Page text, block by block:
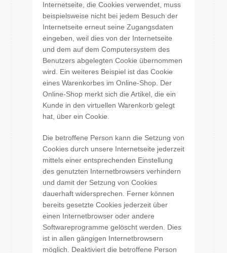
Internetseite, die Cookies verwendet, muss
beispielsweise nicht bei jedem Besuch der
Internetseite erneut seine Zugangsdaten
eingeben, weil dies von der Internetseite
und dem auf dem Computersystem des
Benutzers abgelegten Cookie übernommen
wird. Ein weiteres Beispiel ist das Cookie
eines Warenkorbes im Online-Shop. Der
Online-Shop merkt sich die Artikel, die ein
Kunde in den virtuellen Warenkorb gelegt
hat, über ein Cookie.
Die betroffene Person kann die Setzung von
Cookies durch unsere Internetseite jederzeit
mittels einer entsprechenden Einstellung
des genutzten Internetbrowsers verhindern
und damit der Setzung von Cookies
dauerhaft widersprechen. Ferner können
bereits gesetzte Cookies jederzeit über
einen Internetbrowser oder andere
Softwareprogramme gelöscht werden. Dies
ist in allen gängigen Internetbrowsern
möglich. Deaktiviert die betroffene Person